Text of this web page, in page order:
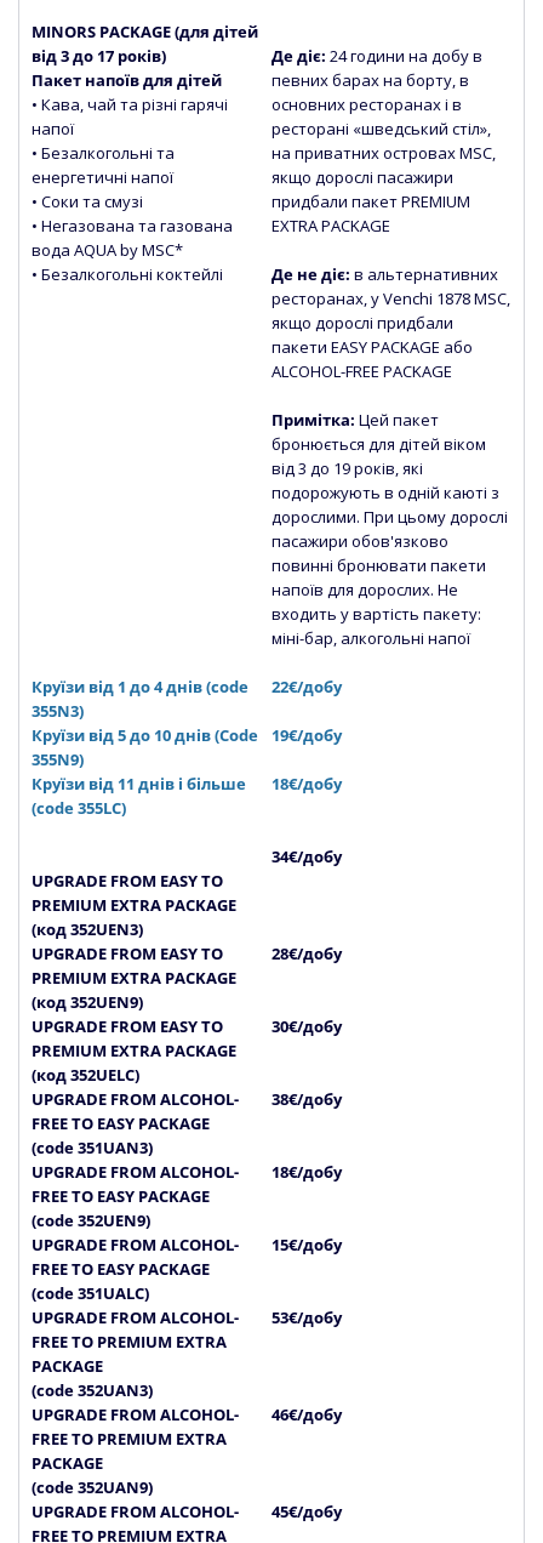
MINORS PACKAGE (для дітей
від 3 до 17 років)
Пакет напоїв для дітей
• Кава, чай та різні гарячі
напої
• Безалкогольні та
енергетичні напої
• Соки та смузі
• Негазована та газована
вода AQUA by MSC*
• Безалкогольні коктейлі
Де діє: 24 години на добу в
певних барах на борту, в
основних ресторанах і в
ресторані «шведський стіл»,
на приватних островах MSC,
якщо дорослі пасажири
придбали пакет PREMIUM
EXTRA PACKAGE
Де не діє: в альтернативних
ресторанах, у Venchi 1878 MSC,
якщо дорослі придбали
пакети EASY PACKAGE або
ALCOHOL-FREE PACKAGE
Примітка: Цей пакет
бронюється для дітей віком
від 3 до 19 років, які
подорожують в одній каюті з
дорослими. При цьому дорослі
пасажири обов'язково
повинні бронювати пакети
напоїв для дорослих. Не
входить у вартість пакету:
міні-бар, алкогольні напої
Круїзи від 1 до 4 днів (code
355N3)
22€/добу
Круїзи від 5 до 10 днів (Сode
355N9)
19€/добу
Круїзи від 11 днів і більше
(code 355LC)
18€/добу
UPGRADE FROM EASY TO
PREMIUM EXTRA PACKAGE
(код 352UEN3)
34€/добу
UPGRADE FROM EASY TO
PREMIUM EXTRA PACKAGE
(код 352UEN9)
28€/добу
UPGRADE FROM EASY TO
PREMIUM EXTRA PACKAGE
(код 352UELC)
30€/добу
UPGRADE FROM ALCOHOL-
FREE TO EASY PACKAGE
(code 351UAN3)
38€/добу
UPGRADE FROM ALCOHOL-
FREE TO EASY PACKAGE
(code 352UEN9)
18€/добу
UPGRADE FROM ALCOHOL-
FREE TO EASY PACKAGE
(code 351UALC)
15€/добу
UPGRADE FROM ALCOHOL-
FREE TO PREMIUM EXTRA
PACKAGE
(code 352UAN3)
53€/добу
UPGRADE FROM ALCOHOL-
FREE TO PREMIUM EXTRA
PACKAGE
(code 352UAN9)
46€/добу
UPGRADE FROM ALCOHOL-
FREE TO PREMIUM EXTRA
45€/добу